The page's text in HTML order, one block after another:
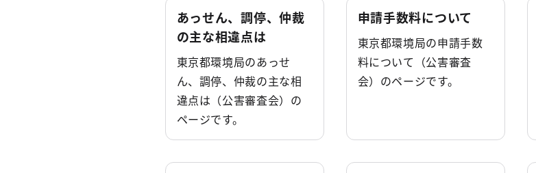
あっせん、調停、仲裁
の主な相違点は
東京都環境局のあっせ
ん、調停、仲裁の主な相
違点は（公害審査会）の
ページです。
申請手数料について
東京都環境局の申請手数
料について（公害審査
会）のページです。